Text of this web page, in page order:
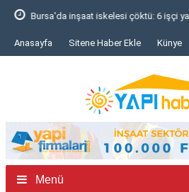
Bursa'da inşaat iskelesi çöktü: 6 işçi
Anasayfa Sitene Haber Ekle Künye
Menü